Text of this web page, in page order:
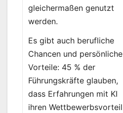
gleichermaßen genutzt
werden.
Es gibt auch berufliche
Chancen und persönliche
Vorteile: 45 % der
Führungskräfte glauben,
dass Erfahrungen mit KI
ihren Wettbewerbsvorteil